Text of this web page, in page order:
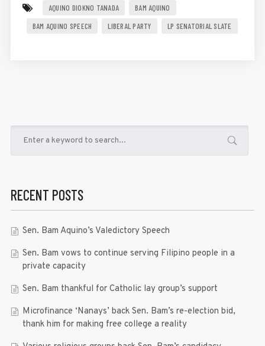
AQUINO DIOKNO TANADA
BAM AQUINO
BAM AQUINO SPEECH
LIBERAL PARTY LP SENATORIAL SLATE
RECENT POSTS
Sen. Bam Aquino’s Valedictory Speech
Sen. Bam vows to continue serving Filipino people in a
private capacity
Sen. Bam thankful for Catholic lay group’s support
Microfinance ‘Nanays’ back Sen. Bam’s re-election bid,
thank him for making free college a reality